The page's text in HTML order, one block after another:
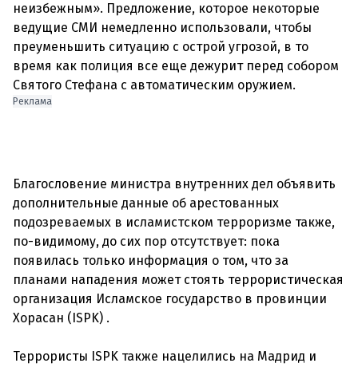
неизбежным». Предложение, которое некоторые
ведущие СМИ немедленно использовали, чтобы
преуменьшить ситуацию с острой угрозой, в то
время как полиция все еще дежурит перед собором
Реклама
Благословение министра внутренних дел объявить
дополнительные данные об арестованных
подозреваемых в исламистском терроризме также,
по-видимому, до сих пор отсутствует: пока
появилась только информация о том, что за
планами нападения может стоять террористическая
организация Исламское государство в провинции
Хорасан (ISPK) .
Террористы ISPK также нацелились на Мадрид и